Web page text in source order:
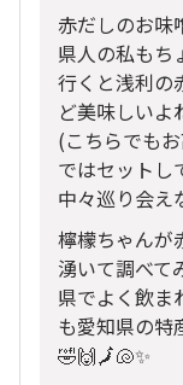
赤だしのお味
県人の私もち
行くと浅利の
ど美味しいよ
(こちらでも
ではセットし
中々巡り会え
檸檬ちゃんが
湧いて調べて
県でよく飲ま
も愛知県の特
🤣🙌🗾🐚✨